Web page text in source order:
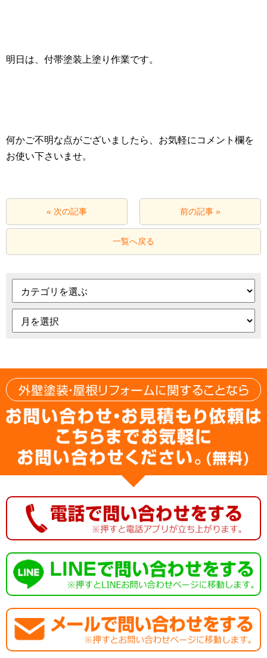
明日は、付帯塗装上塗り作業です。
何かご不明な点がございましたら、お気軽にコメント欄を
お使い下さいませ。
« 次の記事 前の記事 »
一覧へ戻る